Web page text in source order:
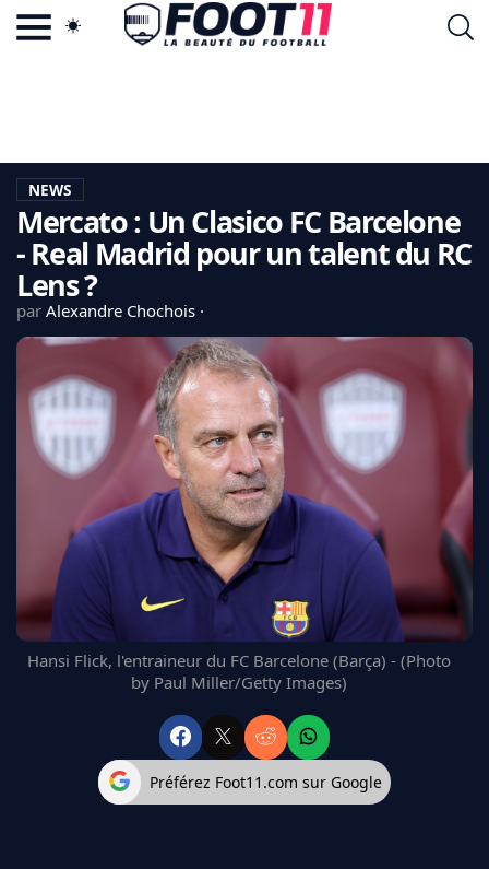
LA CHARTE
VIE PRIVÉE
CGU
CONTACTEZ-NOUS
CDM 2026
EDF
PSG
LIGUE 1
FC BARCELONE
MANCHESTER UNITED
CHELSEA
ARSENAL
BAYERN
L'AVIS DE LA RÉDAC'
NEWS
Mercato : Un Clasico FC Barcelone
- Real Madrid pour un talent du RC
Lens ?
par Alexandre Chochois
Hansi Flick, l'entraineur du FC Barcelone (Barça) - (Photo
by Paul Miller/Getty Images)
Préférez Foot11.com sur Google